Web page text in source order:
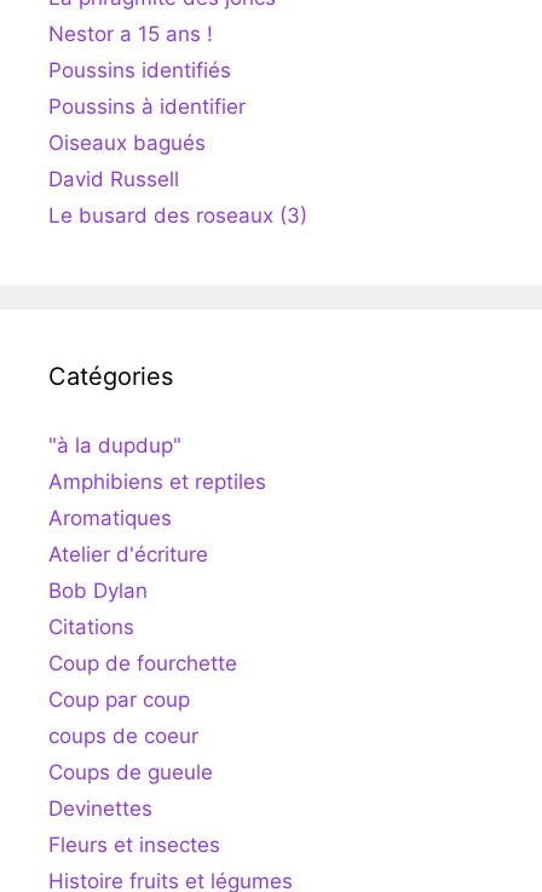
Nestor a 15 ans !
Poussins identifiés
Poussins à identifier
Oiseaux bagués
David Russell
Le busard des roseaux (3)
Catégories
"à la dupdup"
Amphibiens et reptiles
Aromatiques
Atelier d'écriture
Bob Dylan
Citations
Coup de fourchette
Coup par coup
coups de coeur
Coups de gueule
Devinettes
Fleurs et insectes
Histoire fruits et légumes